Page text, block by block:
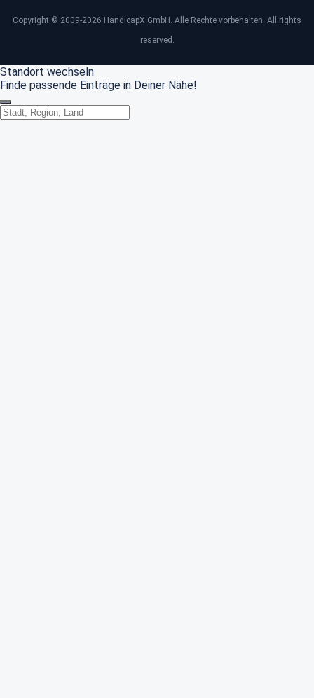
Copyright © 2009-2026 HandicapX GmbH. Alle Rechte vorbehalten. All rights
reserved.
Standort wechseln
Finde passende Einträge in Deiner Nähe!
Standort wechseln